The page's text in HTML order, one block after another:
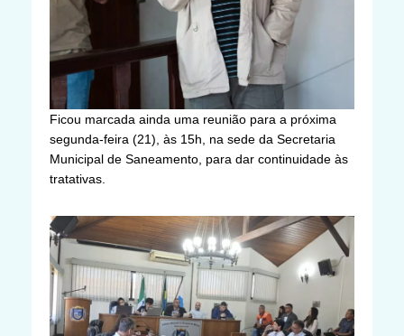
Ficou marcada ainda uma reunião para a próxima
segunda-feira (21), às 15h, na sede da Secretaria
Municipal de Saneamento, para dar continuidade às
tratativas.